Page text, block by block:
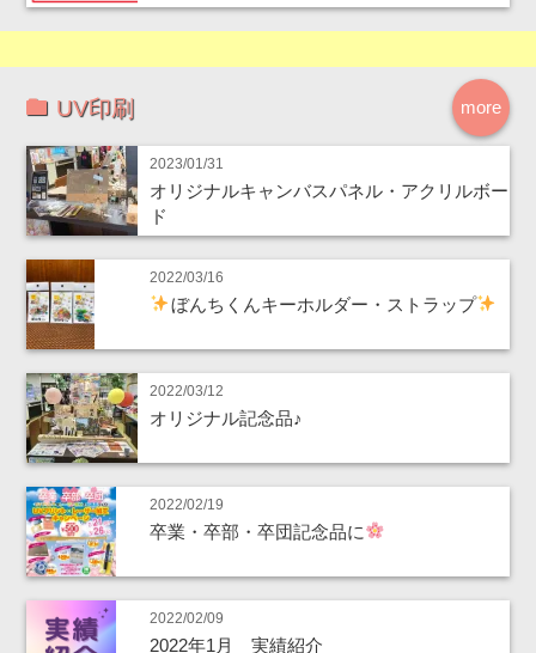
more
UV印刷
2023/01/31
オリジナルキャンバスパネル・アクリルボー
ド
2022/03/16
ぼんちくんキーホルダー・ストラップ
2022/03/12
オリジナル記念品♪
2022/02/19
卒業・卒部・卒団記念品に
2022/02/09
2022年1月 実績紹介